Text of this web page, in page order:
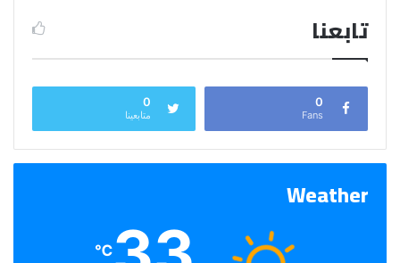
تابعنا
0
Fans
0
متابعينا
Weather
℃